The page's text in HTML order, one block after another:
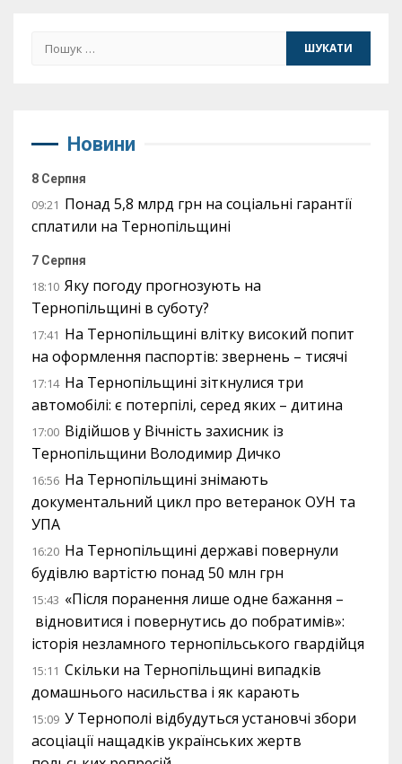
Пошук:
Новини
8 Серпня
09:21 Понад 5,8 млрд грн на соціальні гарантії
сплатили на Тернопільщині
7 Серпня
18:10 Яку погоду прогнозують на
Тернопільщині в суботу?
17:41 На Тернопільщині влітку високий попит
на оформлення паспортів: звернень – тисячі
17:14 На Тернопільщині зіткнулися три
автомобілі: є потерпілі, серед яких – дитина
17:00 Відійшов у Вічність захисник із
Тернопільщини Володимир Дичко
16:56 На Тернопільщині знімають
документальний цикл про ветеранок ОУН та
УПА
16:20 На Тернопільщині державі повернули
будівлю вартістю понад 50 млн грн
15:43 «Після поранення лише одне бажання –
відновитися і повернутись до побратимів»:
історія незламного тернопільського гвардійця
15:11 Скільки на Тернопільщині випадків
домашнього насильства і як карають
15:09 У Тернополі відбудуться установчі збори
асоціації нащадків українських жертв